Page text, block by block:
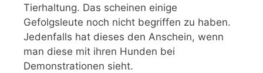
Tierhaltung. Das scheinen einige
Gefolgsleute noch nicht begriffen zu haben.
Jedenfalls hat dieses den Anschein, wenn
man diese mit ihren Hunden bei
Demonstrationen sieht.